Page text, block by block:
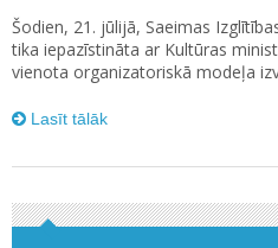
Šodien, 21. jūlijā, Saeimas
tika iepazīstināta ar Kultūras
vienota organizatoriskā modeļa
Lasīt tālāk